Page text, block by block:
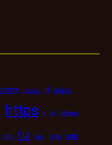
com crucial d daichi
https ii iii iphone
pro ru seo sms spb